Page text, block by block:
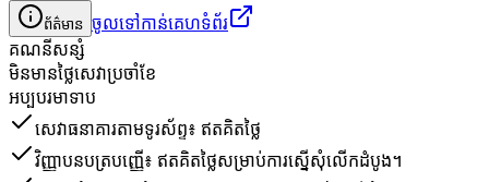
ព័ត៌មាន ចូលទៅកាន់គេហទំព័រ
គណនី​សន្សំ
មិនមានថ្លៃសេវាប្រចាំខែ
អប្បបរមាទាប
សេវាធនាគារតាមទូរស័ព្ទ៖ ឥតគិតថ្លៃ
វិញ្ញាបនបត្របញ្ញើ៖ ឥតគិតថ្លៃសម្រាប់ការស្នើសុំលើកដំបូង។